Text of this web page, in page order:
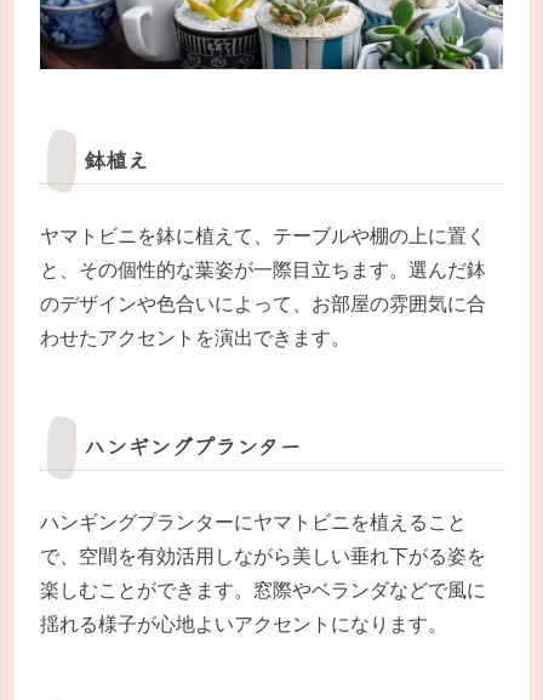
鉢植え
ヤマトビニを鉢に植えて、テーブルや棚の上に置く
と、その個性的な葉姿が一際目立ちます。選んだ鉢
のデザインや色合いによって、お部屋の雰囲気に合
わせたアクセントを演出できます。
ハンギングプランター
ハンギングプランターにヤマトビニを植えること
で、空間を有効活用しながら美しい垂れ下がる姿を
楽しむことができます。窓際やベランダなどで風に
揺れる様子が心地よいアクセントになります。